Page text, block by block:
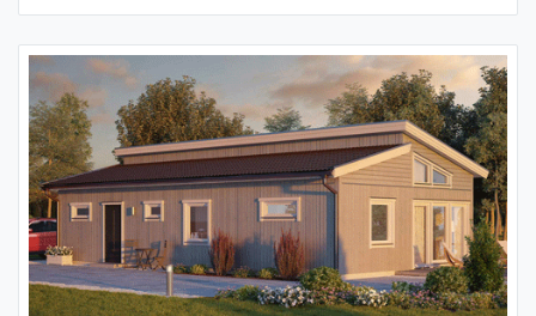
vardagsrum. Mycket innehåll på liten yta passar till exempel dig
som inte vill ha onödiga kvadratmetrar att städa och hålla efter.
Köket och vardagsrummet är öppet upp till taknock och får
därmed extra luft och rymd.